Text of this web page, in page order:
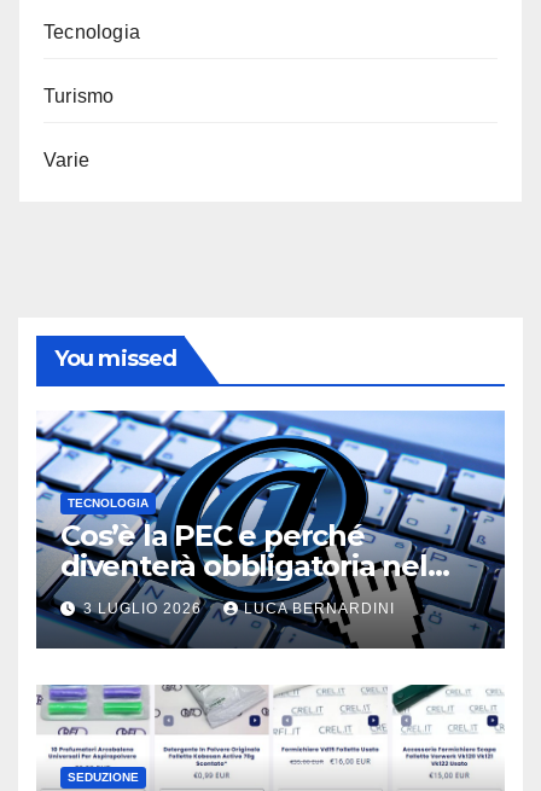
Tecnologia
Turismo
Varie
You missed
TECNOLOGIA
Cos’è la PEC e perché
diventerà obbligatoria nel
2026?
3 LUGLIO 2026 LUCA BERNARDINI
SEDUZIONE